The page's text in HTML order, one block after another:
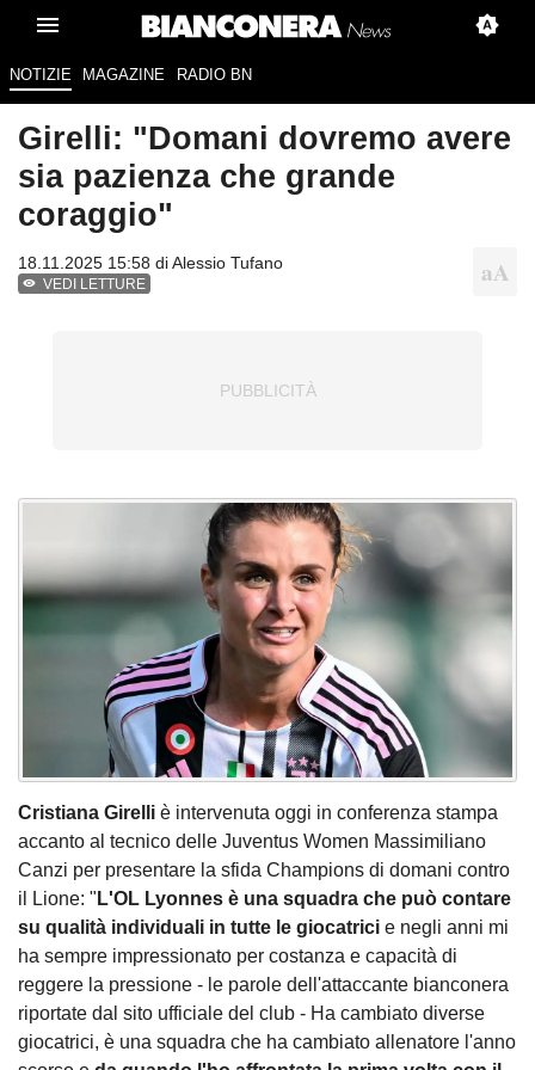
NOTIZIE MAGAZINE RADIO BN
Girelli: "Domani dovremo avere
sia pazienza che grande
coraggio"
18.11.2025 15:58 diAlessio Tufano
VEDI LETTURE
Cristiana Girelli è intervenuta oggi in conferenza stampa
accanto al tecnico delle Juventus Women Massimiliano
Canzi per presentare la sfida Champions di domani contro
il Lione: " L'OL Lyonnes è una squadra che può contare
su qualità individuali in tutte le giocatrici e negli anni mi
ha sempre impressionato per costanza e capacità di
reggere la pressione - le parole dell'attaccante bianconera
riportate dal sito ufficiale del club - Ha cambiato diverse
giocatrici, è una squadra che ha cambiato allenatore l'anno